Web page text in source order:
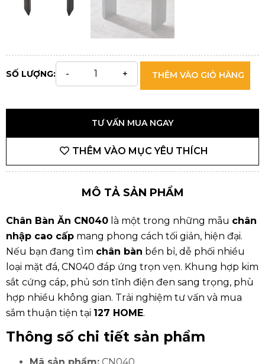
SỐ LƯỢNG: THÊM VÀO GIỎ HÀNG
TƯ VẤN MUA NGAY
THÊM VÀO MỤC YÊU THÍCH
MÔ TẢ SẢN PHẨM
Chân Bàn Ăn CN040 là một trong những mẫu chân
nhập cao cấp mang phong cách tối giản, hiện đại.
Nếu bạn đang tìm chân bàn bền bỉ, dễ phối nhiều
loại mặt đá, CN040 đáp ứng trọn vẹn. Khung hợp kim
sắt cứng cáp, phủ sơn tĩnh điện đen sang trọng, phù
hợp nhiều không gian. Trải nghiệm tư vấn và mua
sắm thuận tiện tại 127 HOME.
Thông số chi tiết sản phẩm